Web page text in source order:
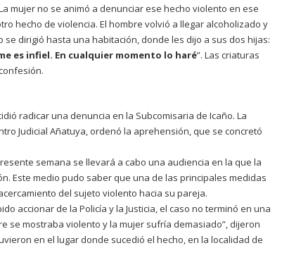
mujer no se animó a denunciar ese hecho violento en ese
hecho de violencia. El hombre volvió a llegar alcoholizado y
se dirigió hasta una habitación, donde les dijo a sus dos hijas:
es infiel. En cualquier momento lo haré”. Las criaturas
radicar una denuncia en la Subcomisaria de Icaño. La
Judicial Añatuya, ordenó la aprehensión, que se concretó
semana se llevará a cabo una audiencia en la que la
Este medio pudo saber que una de las principales medidas
del sujeto violento hacia su pareja.
accionar de la Policía y la Justicia, el caso no terminó en una
se mostraba violento y la mujer sufría demasiado”, dijeron
en el lugar donde sucedió el hecho, en la localidad de